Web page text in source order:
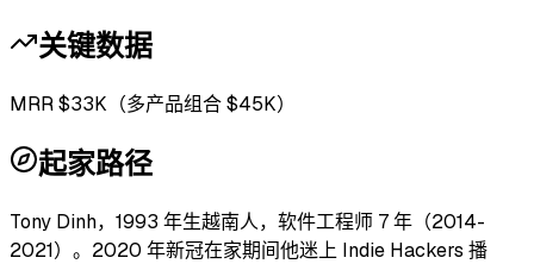
关键数据
MRR $33K（多产品组合 $45K）
起家路径
Tony Dinh，1993 年生越南人，软件工程师 7 年（2014-
2021）。2020 年新冠在家期间他迷上 Indie Hackers 播